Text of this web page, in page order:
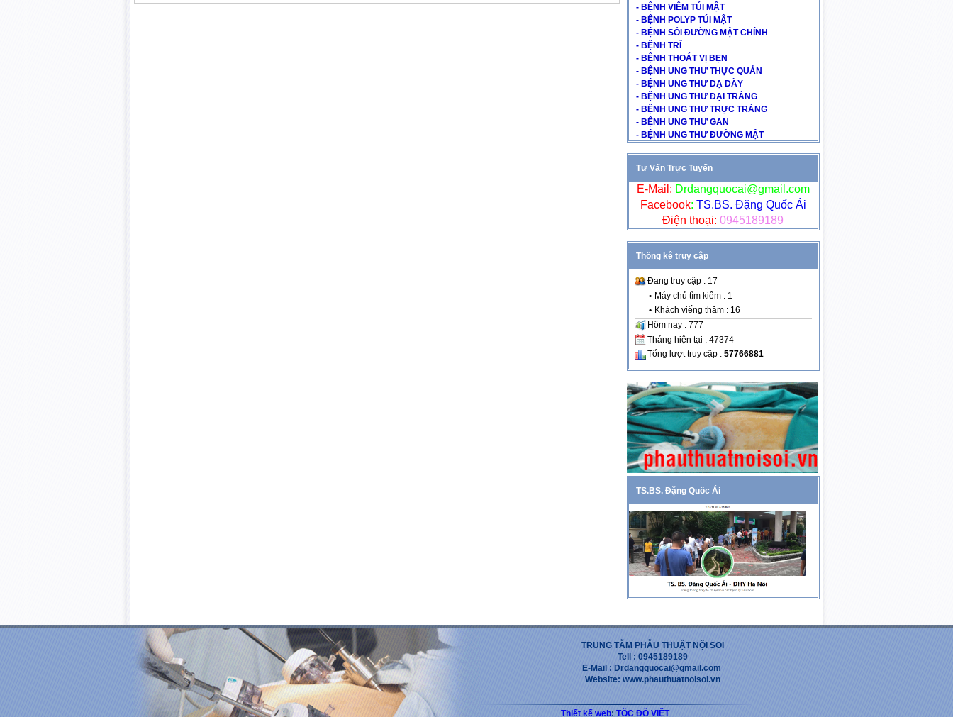
- BỆNH VIÊM TÚI MẬT
- BỆNH POLYP TÚI MẬT
- BỆNH SỎI ĐƯỜNG MẬT CHÍNH
- BỆNH TRĨ
- BỆNH THOÁT VỊ BẸN
- BỆNH UNG THƯ THỰC QUẢN
- BỆNH UNG THƯ DẠ DÀY
- BỆNH UNG THƯ ĐẠI TRÀNG
- BỆNH UNG THƯ TRỰC TRÀNG
- BỆNH UNG THƯ GAN
- BỆNH UNG THƯ ĐƯỜNG MẬT
Tư Vấn Trực Tuyến
E-Mail: Drdangquocai@gmail.com
Facebook: TS.BS. Đặng Quốc Ái
Điện thoại: 0945189189
Thống kê truy cập
Đang truy cập : 17
• Máy chủ tìm kiếm : 1
• Khách viếng thăm : 16
Hôm nay : 777
Tháng hiện tại : 47374
Tổng lượt truy cập : 57766881
TS.BS. Đặng Quốc Ái
TRUNG TẪM PHẪU THUẬT NỘI SOI
Tell : 0945189189
E-Mail : Drdangquocai@gmail.com
Website: www.phauthuatnoisoi.vn
Thiết kế web: TỐC ĐỘ VIỆT